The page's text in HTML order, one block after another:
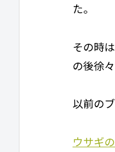
た。
その時
の後徐
以前の
ウサギ